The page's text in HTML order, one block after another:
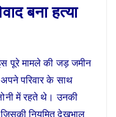
बना हत्या
पूरे मामले की जड़ जमीन
अपने परिवार के साथ
में रहते थे। उनकी
जिसकी नियमित देखभाल